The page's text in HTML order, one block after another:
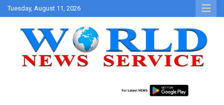
Skip
to
Tuesday, August 11, 2026